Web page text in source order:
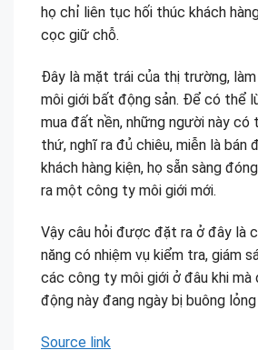
họ chỉ liên tục hối thúc khách
cọc giữ chỗ.
Đây là mặt trái của thị trường,
môi giới bất động sản. Để có thể
mua đất nền, những người này có
thứ, nghĩ ra đủ chiêu, miễn là bán
khách hàng kiện, họ sẵn sàng
ra một công ty môi giới mới.
Vậy câu hỏi được đặt ra ở đây là
năng có nhiệm vụ kiểm tra, giám
các công ty môi giới ở đâu khi mà
động này đang ngày bị buông
Source link